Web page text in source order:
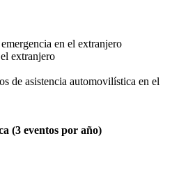
en el extranjero
extranjero
de asistencia automovilística en el
(3 eventos por año)